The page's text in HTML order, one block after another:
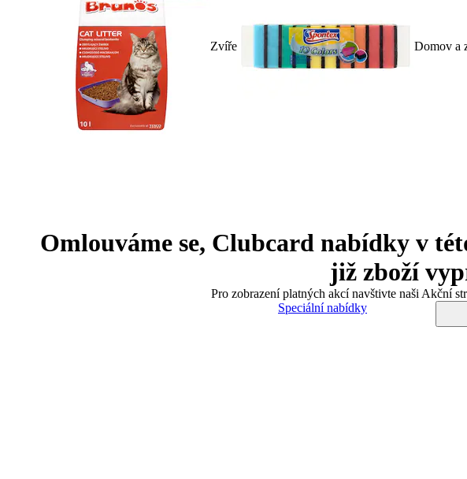
Zvíře Domov a
Omlouváme se, Clubcard nabídky v
již zboží
Pro zobrazení platných akcí navštivte naši Akční
Speciální nabídky